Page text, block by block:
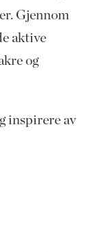
Gjennom
aktive
og
inspirere av